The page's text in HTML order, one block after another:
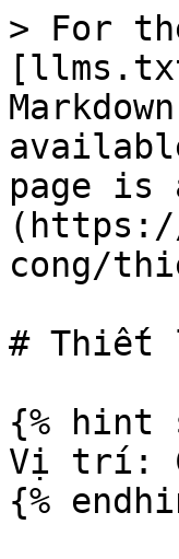
> For
page is
(https://
cong/
# Thiết
{% hint
Vị trí:
{%